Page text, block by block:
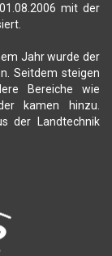
mit der
Jahr wurde der
Seitdem steigen
Bereiche wie
kamen hinzu.
der Landtechnik